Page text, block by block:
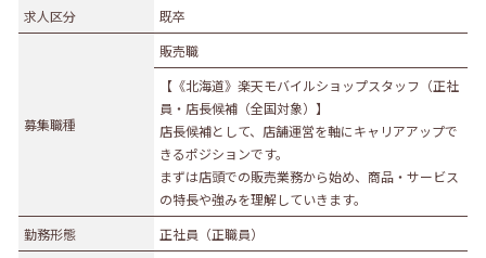
食品製造業
その他の製造業
電気・ガス・熱供給業
通信業・情報サービス業
運輸業
百貨店・スーパーマーケット
自動車販売・修理
求人区分
既卒
募集職種
販売職
【《北海道》楽天モバイルショップスタッフ（正社
員・店長候補（全国対象）】
店長候補として、店舗運営を軸にキャリアアップで
きるポジションです。
まずは店頭での販売業務から始め、商品・サービス
の特長や強みを理解していきます。
勤務形態
正社員（正職員）